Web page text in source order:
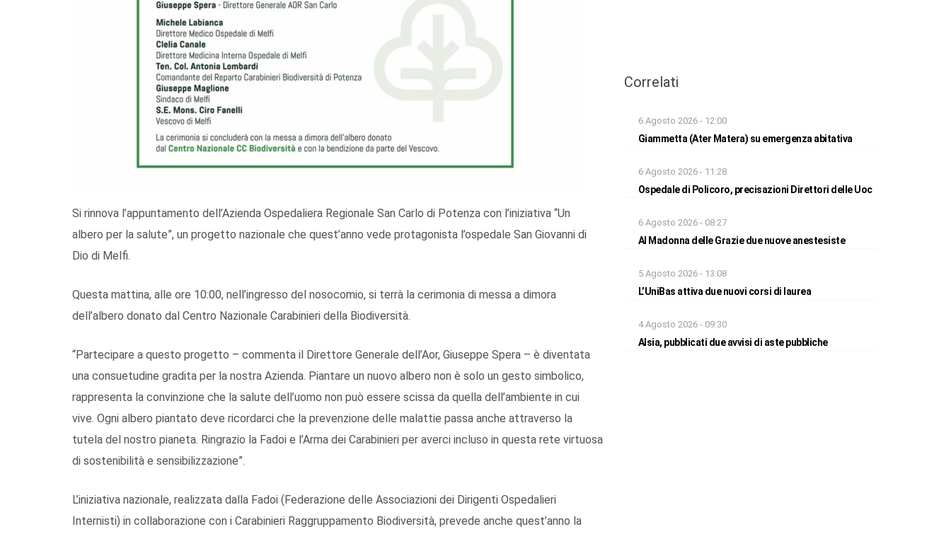
Si rinnova l’appuntamento dell’Azienda Ospedaliera Regionale San Carlo di Potenza con l’iniziativa “Un
albero per la salute”, un progetto nazionale che quest’anno vede protagonista l’ospedale San Giovanni di
Dio di Melfi.
Questa mattina, alle ore 10:00, nell’ingresso del nosocomio, si terrà la cerimonia di messa a dimora
dell’albero donato dal Centro Nazionale Carabinieri della Biodiversità.
“Partecipare a questo progetto – commenta il Direttore Generale dell’Aor, Giuseppe Spera – è diventata
una consuetudine gradita per la nostra Azienda. Piantare un nuovo albero non è solo un gesto simbolico,
rappresenta la convinzione che la salute dell’uomo non può essere scissa da quella dell’ambiente in cui
vive. Ogni albero piantato deve ricordarci che la prevenzione delle malattie passa anche attraverso la
tutela del nostro pianeta. Ringrazio la Fadoi e l’Arma dei Carabinieri per averci incluso in questa rete virtuosa
di sostenibilità e sensibilizzazione”.
L’iniziativa nazionale, realizzata dalla Fadoi (Federazione delle Associazioni dei Dirigenti Ospedalieri
Internisti) in collaborazione con i Carabinieri Raggruppamento Biodiversità, prevede anche quest’anno la
Correlati
6 Agosto 2026 - 12:00
Giammetta (Ater Matera) su emergenza abitativa
6 Agosto 2026 - 11:28
Ospedale di Policoro, precisazioni Direttori delle Uoc
6 Agosto 2026 - 08:27
Al Madonna delle Grazie due nuove anestesiste
5 Agosto 2026 - 13:08
L’UniBas attiva due nuovi corsi di laurea
4 Agosto 2026 - 09:30
Alsia, pubblicati due avvisi di aste pubbliche